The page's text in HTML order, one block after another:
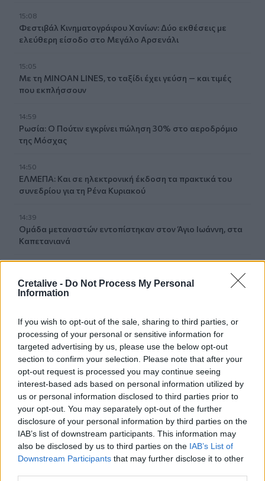
Cretalive - Do Not Process My Personal
Information
If you wish to opt-out of the sale, sharing to third parties, or
processing of your personal or sensitive information for
targeted advertising by us, please use the below opt-out
section to confirm your selection. Please note that after your
opt-out request is processed you may continue seeing
interest-based ads based on personal information utilized by
us or personal information disclosed to third parties prior to
your opt-out. You may separately opt-out of the further
disclosure of your personal information by third parties on the
IAB’s list of downstream participants. This information may
also be disclosed by us to third parties on the IAB’s List of
Downstream Participants that may further disclose it to other
15:08
Φεστιβάλ Κινηματογράφου Χανίων: Δύο εκθέσεις με
ελεύθερη είσοδο στο Μεγάλο Αρσενάλι
15:05
Με τη MINOAN LINES, το ταξίδι έχει γεύση — και τιμές
που εκπλήσσουν
14:59
Ρωσία: Ο Πούτιν εγκρίνει πώληση 30% στο αεροδρόμιο
της Μόσχας
14:50
ΕΛΜΕΠΑ: Και σε ηλεκτρονική έκδοση τα πρακτικά του
συνεδρίου για τη Ρένα Κυριακού
14:39
Ομάδα μεταναστών εντοπίστηκαν στον Άγιο Ιωάννη, στα
Καπετανιανά
Θέουτα: Ταυτοποιούν τα θύματα της μαζικής εισροής
Γερμανία: Εθνικό Συμβούλιο Ασφαλείας για το
περιστατικό με drone στο αεροδρόμιο της Λειψίας
14:29
Χανιά: Θάνατος 64χρονου σε πισίνα ξενοδοχείου - Μια
σύλληψη
14:21
Ισπανία: Εξαρθρώθηκε οργάνωση που διακινούσε
ναρκωτικά και μετανάστες
14:17